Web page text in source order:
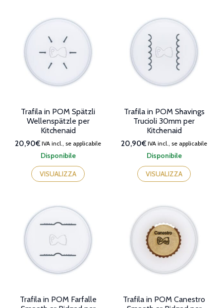
Disponibile
Trafila in POM Spätzli
Wellenspätzle per
Kitchenaid
20,90€ IVA incl., se applicabile
VISUALIZZA
Disponibile
Trafila in POM Shavings
Trucioli 30mm per
Kitchenaid
20,90€ IVA incl., se applicabile
VISUALIZZA
Trafila in POM Farfalle
Trafila in POM Canestro